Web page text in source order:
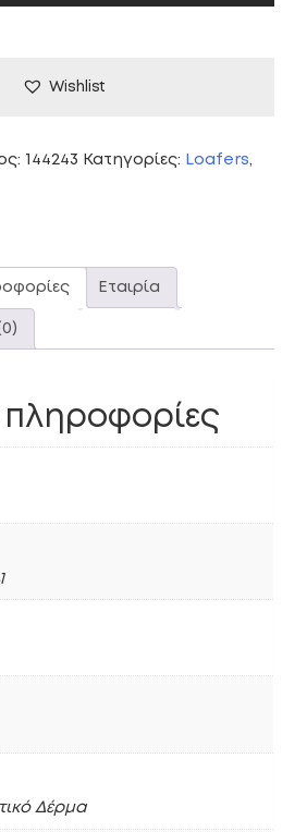
Wishlist
144243 Κατηγορίες: Loafers,
Εταιρία
πληροφορίες
Δέρμα